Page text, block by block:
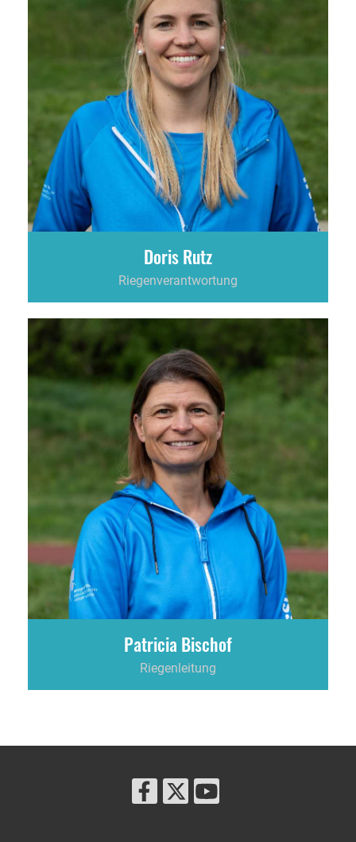
Doris Rutz
Riegenverantwortung
Patricia Bischof
Riegenleitung